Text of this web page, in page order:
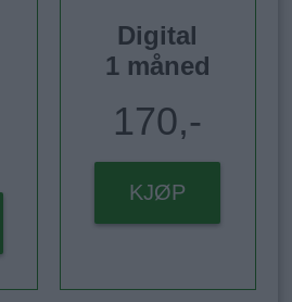
Digital
1 måned
170,-
KJØP